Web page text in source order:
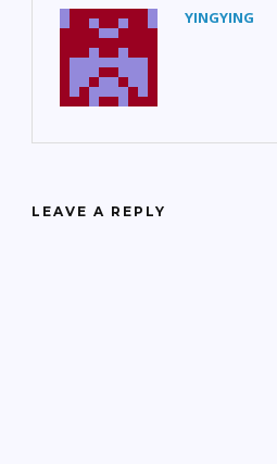
YINGYING
LEAVE A REPLY